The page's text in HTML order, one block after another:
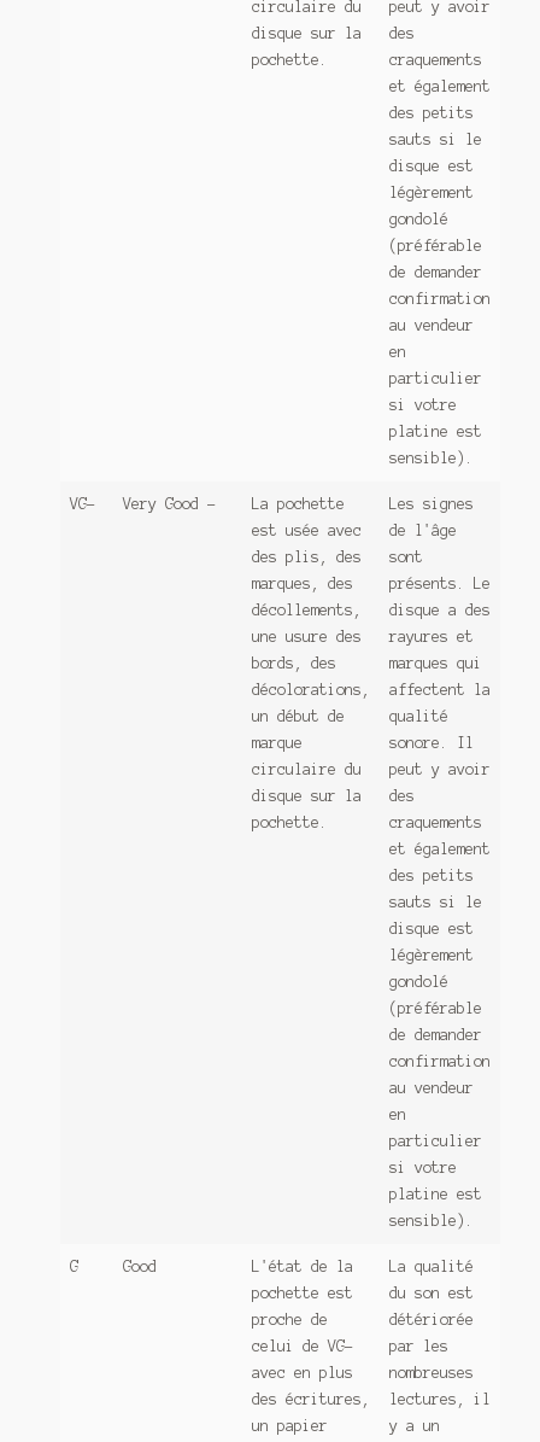
circulaire du
disque sur la
pochette.
peut y avoir
des
craquements
et également
des petits
sauts si le
disque est
légèrement
gondolé
(préférable
de demander
confirmation
au vendeur
en
particulier
si votre
platine est
sensible).
VG- Very Good -
La pochette
est usée avec
des plis, des
marques, des
décollements,
une usure des
bords, des
décolorations,
un début de
marque
circulaire du
disque sur la
pochette.
Les signes
de l'âge
sont
présents. Le
disque a des
rayures et
marques qui
affectent la
qualité
sonore. Il
peut y avoir
des
craquements
et également
des petits
sauts si le
disque est
légèrement
gondolé
(préférable
de demander
confirmation
au vendeur
en
particulier
si votre
platine est
sensible).
G Good
L'état de la
pochette est
proche de
celui de VG-
avec en plus
des écritures,
un papier
La qualité
du son est
détériorée
par les
nombreuses
lectures, il
y a un